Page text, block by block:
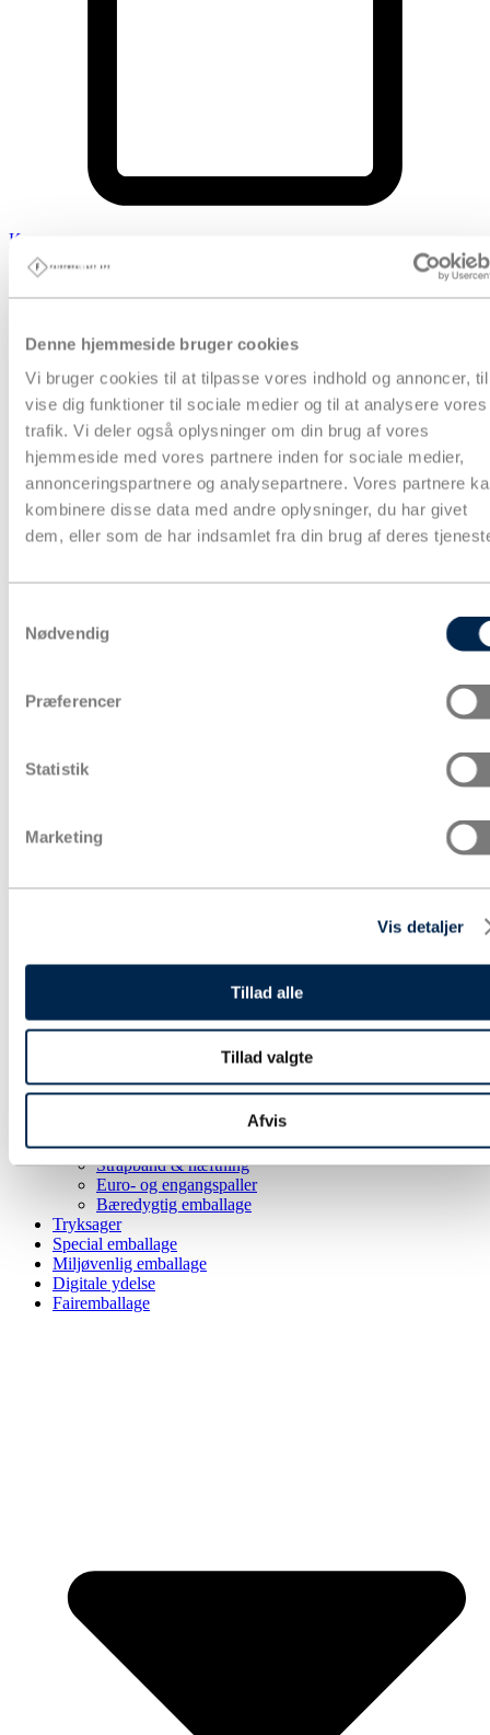
Denne hjemmeside bruger cookies
Vi bruger cookies til at tilpasse vores indhold og annoncer,
vise dig funktioner til sociale medier og til at analysere vores
trafik. Vi deler også oplysninger om din brug af vores
hjemmeside med vores partnere inden for sociale medier,
annonceringspartnere og analysepartnere. Vores partnere
kombinere disse data med andre oplysninger, du har givet
dem, eller som de har indsamlet fra din brug af deres
Nødvendig
Præferencer
Statistik
Marketing
Vis detaljer
Tillad alle
Tillad valgte
Afvis
Kurv
Pose & affaldssække
Fyld & beskyttelse
Strækfilm & plastfolie
Gaveindpakning
Strapbånd & hæftning
Euro- og engangspaller
Bæredygtig emballage
Tryksager
Special emballage
Miljøvenlig emballage
Digitale ydelse
Fairemballage